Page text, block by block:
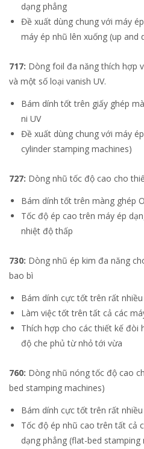
dạng phẳng
Đề xuất dùng chung với máy
máy ép nhũ lên xuống (up and
717: Dòng foil đa năng thích hợp
và một số loại vanish UV.
Bám dính tốt trên giấy ghép
ni UV
Đề xuất dùng chung với máy
cylinder stamping machines)
727: Dòng nhũ tốc độ cao cho
Bám dính tốt trên màng ghép
Tốc độ ép cao trên máy ép
nhiệt độ thấp
730: Dòng nhũ ép kim đa năng
bao bì
Bám dính cực tốt trên rất
Làm việc tốt trên tất cả các
Thích hợp cho các thiết kế đòi
độ che phủ từ nhỏ tới vừa
760: Dòng nhũ nóng tốc độ cao
bed stamping machines)
Bám dính cực tốt trên rất
Tốc độ ép nhũ cao trên tất cả
dạng phẳng (flat-bed stamping